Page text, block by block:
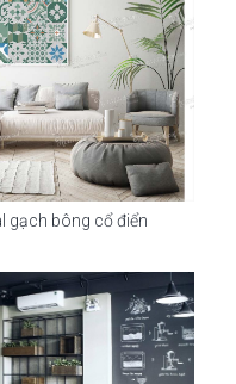
gạch bông cổ điển